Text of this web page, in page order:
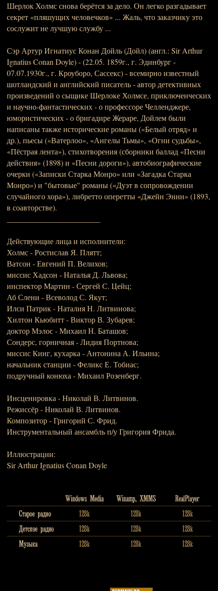
Шерлок Холмс снова берётся за дело. Он легко разгадывает
секрет «пляшущих человечков» ... Жаль, что заказчику это
сослужит не лучшую службу ...
Сэр Артур Игнатиус Конан Дойль (Дойл) (англ.: Sir Arthur
Ignatius Conan Doyle) - (22.05. 1859г., г. Эдинбург -
07.07.1930г., г. Кроуборо, Сассекс) - всемирно известный
шотландский и английский писатель - автор детективных
произведений о сыщике Шерлоке Холмсе, приключенческих
и научно-фантастических - о профессоре Челленджере,
юмористических - о бригадире Жераре, Дойлем были
написаны также исторические романы («Белый отряд» и
др.), пьесы («Ватерлоо», «Ангелы Тьмы», «Огни судьбы»,
«Пёстрая лента»), стихотворения (сборники баллад «Песни
действия» (1898) и «Песни дороги»), автобиографические
очерки («Записки Старка Монро» или «Загадка Старка
Монро») и "бытовые" романы («Дуэт в сопровождении
случайного хора»), либретто оперетты «Джейн Энни» (1893,
в соавторстве).
Действующие лица и исполнители:
Холмс - Ростислав Я. Плятт;
Ватсон - Евгений П. Велихов;
миссис Хадсон - Наталья Д. Львова;
инспектор Мартин - Сергей С. Цейц;
Аб Слени - Всеволод С. Якут;
Илси Патрик - Наталия Н. Литвинова;
Хилтон Кьюбитт - Виктор В. Зубарев;
доктор Мэлос - Михаил Н. Баташов;
Сондерс, горничная - Лидия Портнова;
миссис Кинг, кухарка - Антонина А. Ильина;
начальник станции - Феликс Е. Тобиас;
подручный конюха - Михаил Розенберг.
Инсценировка - Николай В. Литвинов.
Режиссёр - Николай В. Литвинов.
Композитор - Григорий С. Фрид.
Инструментальный ансамбль п/у Григория Фрида.
Иллюстрации:
Sir Arthur Ignatius Conan Doyle